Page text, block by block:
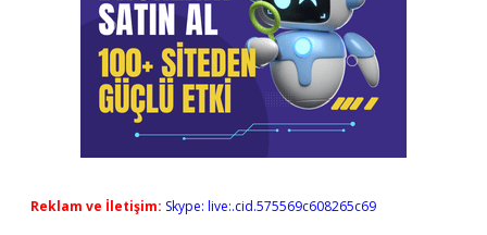
Reklam ve İletişim: Skype: live:.cid.575569c608265c69